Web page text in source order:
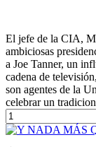
El jefe de la CIA,
ambiciosas
a Joe Tanner, un
cadena de
son agentes de la
celebrar un